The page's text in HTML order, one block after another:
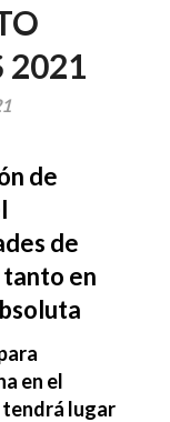
2021
de
de
tanto en
en el
tendrá lugar